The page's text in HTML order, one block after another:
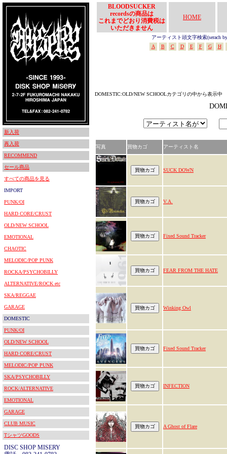
新入荷
再入荷
RECOMMEND
セール商品
すべての商品を見る
IMPORT
PUNK/OI
HARD CORE/CRUST
OLD/NEW SCHOOL
EMOTIONAL
CHAOTIC
MELODIC/POP PUNK
ROCKA/PSYCHOBILLY
ALTERNATIVE/ROCK etc
SKA/REGGAE
GARAGE
DOMESTIC
PUNK/OI
OLD/NEW SCHOOL
HARD CORE/CRUST
MELODIC/POP PUNK
SKA/PSYCHOBILLY
ROCK/ALTERNATIVE
EMOTIONAL
GARAGE
CLUB MUSIC
TシャツGOODS
DISC SHOP MISERY
BLOODSUCKER
recordsの商品は
これまでどおり消費税は
いただきません
HOME
アーティスト頭文字検索(serach
A
B C D E F G H
DOMESTIC:OLD/NEW SCHOOLカテゴリの中から表示中
写真 買物カゴ アーティスト名
SUCK DOWN
V.A.
Fixed Sound Tracker
FEAR FROM THE HATE
Winking Owl
Fixed Sound Tracker
INFECTION
A Ghost of Flare